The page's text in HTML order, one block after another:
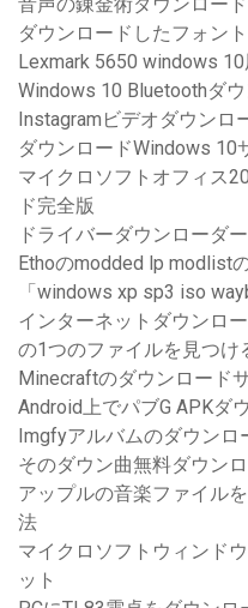
音声の錬金術ダウンロー
ダウンロードしたフォン
Lexmark 5650 windows
Windows 10 Bluetoothダ
Instagramビデオダウンロ
ダウンロードWindows 10
マイクロソフトオフィス
ド完全版
ドライバーダウンローダ
Ethoのmodded lp modlist
「windows xp sp3 iso
インターネットダウンロ
の1つのファイルを見つけ
Minecraftのダウンロード
Android上でパブG APKダ
Imgfyアルバムのダウンロ
そのダウン曲無料ダウン
アップルの音楽ファイル
法
マイクロソフトウィンド
ット